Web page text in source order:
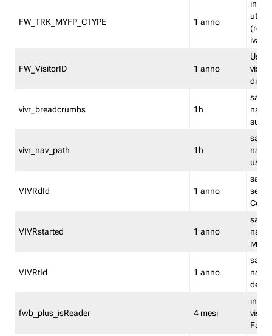
FW_TRK_MYFP_CTYPE 1 anno
iva/
FW_VisitorID 1 anno
vivr_breadcrumbs 1h
salva
su
vivr_nav_path 1h
salva
VIVRdId 1 anno
salva
Convy
VIVRstarted 1 anno
salva
ivr
VIVRtId 1 anno
salva
del
fwb_plus_isReader 4 mesi